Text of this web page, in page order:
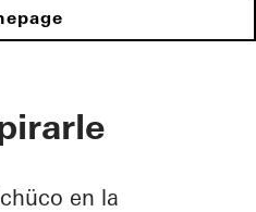
en la